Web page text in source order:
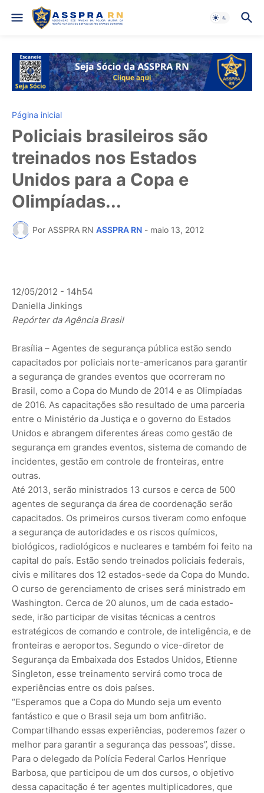
Página inicial
Policiais brasileiros são
treinados nos Estados
Unidos para a Copa e
Olimpíadas...
Por ASSPRA RN ASSPRA RN - maio 13, 2012
12/05/2012 - 14h54
Daniella Jinkings
Repórter da Agência Brasil
Brasília – Agentes de segurança pública estão sendo
capacitados por policiais norte-americanos para garantir
a segurança de grandes eventos que ocorreram no
Brasil, como a Copa do Mundo de 2014 e as Olimpíadas
de 2016. As capacitações são resultado de uma parceria
entre o Ministério da Justiça e o governo do Estados
Unidos e abrangem diferentes áreas como gestão de
segurança em grandes eventos, sistema de comando de
incidentes, gestão em controle de fronteiras, entre
outras.
Até 2013, serão ministrados 13 cursos e cerca de 500
agentes de segurança da área de coordenação serão
capacitados. Os primeiros cursos tiveram como enfoque
a segurança de autoridades e os riscos químicos,
biológicos, radiológicos e nucleares e também foi feito na
capital do país. Estão sendo treinados policiais federais,
civis e militares dos 12 estados-sede da Copa do Mundo.
O curso de gerenciamento de crises será ministrado em
Washington. Cerca de 20 alunos, um de cada estado-
sede, irão participar de visitas técnicas a centros
estratégicos de comando e controle, de inteligência, e de
fronteiras e aeroportos. Segundo o vice-diretor de
Segurança da Embaixada dos Estados Unidos, Etienne
Singleton, esse treinamento servirá como troca de
experiências entre os dois países.
“Esperamos que a Copa do Mundo seja um evento
fantástico e que o Brasil seja um bom anfitrião.
Compartilhando essas experiências, poderemos fazer o
melhor para garantir a segurança das pessoas”, disse.
Para o delegado da Polícia Federal Carlos Henrique
Barbosa, que participou de um dos cursos, o objetivo
dessa capacitação é ter agentes multiplicadores, que